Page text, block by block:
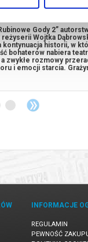
GODY II -
Gody 2”
reżyserii Wojtka
kontynuacja historii, w
bohaterów nabiera
zwykłe rozmowy
i emocji starcia.
Szeptycka) i Halina
/ Aleksandra
i kobiecą
INFORMACJE
REGULAMIN
PEWNOŚĆ